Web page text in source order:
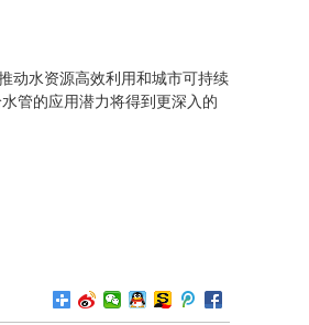
动水资源高效利用和城市可持续
管的应用潜力将得到更深入的